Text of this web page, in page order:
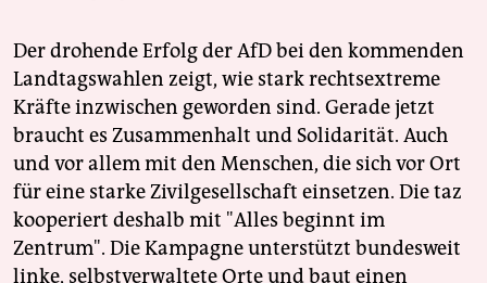
Der drohende Erfolg der AfD bei den kommenden
Landtagswahlen zeigt, wie stark rechtsextreme
Kräfte inzwischen geworden sind. Gerade jetzt
braucht es Zusammenhalt und Solidarität. Auch
und vor allem mit den Menschen, die sich vor Ort
für eine starke Zivilgesellschaft einsetzen. Die taz
kooperiert deshalb mit "Alles beginnt im
Zentrum". Die Kampagne unterstützt bundesweit
linke, selbstverwaltete Orte und baut einen